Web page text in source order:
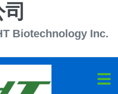
Biotechnology Inc.